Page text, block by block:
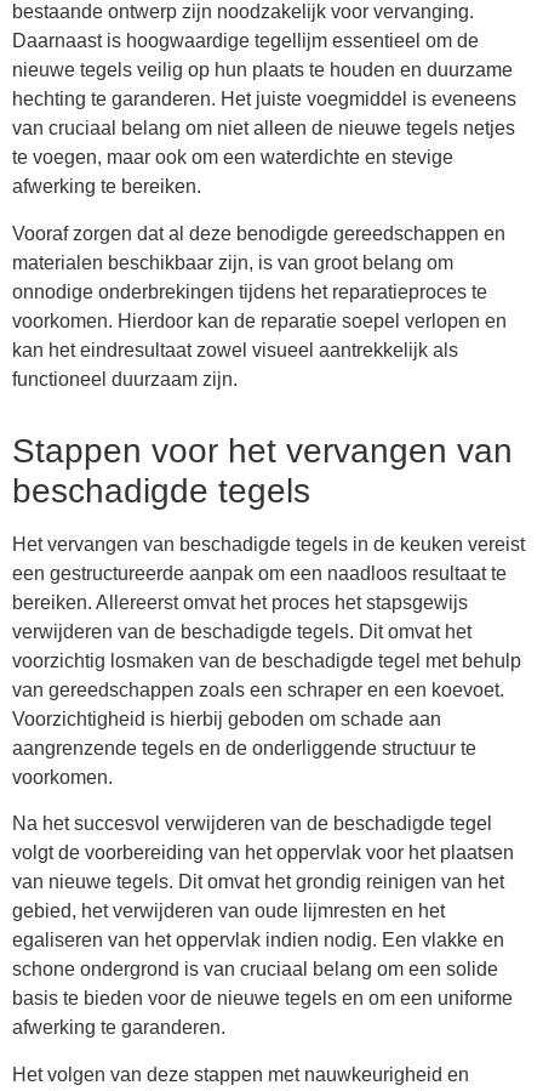
bestaande ontwerp zijn noodzakelijk voor vervanging.
Daarnaast is hoogwaardige tegellijm essentieel om de
nieuwe tegels veilig op hun plaats te houden en duurzame
hechting te garanderen. Het juiste voegmiddel is eveneens
van cruciaal belang om niet alleen de nieuwe tegels netjes
te voegen, maar ook om een waterdichte en stevige
afwerking te bereiken.
Vooraf zorgen dat al deze benodigde gereedschappen en
materialen beschikbaar zijn, is van groot belang om
onnodige onderbrekingen tijdens het reparatieproces te
voorkomen. Hierdoor kan de reparatie soepel verlopen en
kan het eindresultaat zowel visueel aantrekkelijk als
functioneel duurzaam zijn.
Stappen voor het vervangen van
beschadigde tegels
Het vervangen van beschadigde tegels in de keuken vereist
een gestructureerde aanpak om een naadloos resultaat te
bereiken. Allereerst omvat het proces het stapsgewijs
verwijderen van de beschadigde tegels. Dit omvat het
voorzichtig losmaken van de beschadigde tegel met behulp
van gereedschappen zoals een schraper en een koevoet.
Voorzichtigheid is hierbij geboden om schade aan
aangrenzende tegels en de onderliggende structuur te
voorkomen.
Na het succesvol verwijderen van de beschadigde tegel
volgt de voorbereiding van het oppervlak voor het plaatsen
van nieuwe tegels. Dit omvat het grondig reinigen van het
gebied, het verwijderen van oude lijmresten en het
egaliseren van het oppervlak indien nodig. Een vlakke en
schone ondergrond is van cruciaal belang om een solide
basis te bieden voor de nieuwe tegels en om een uniforme
afwerking te garanderen.
Het volgen van deze stappen met nauwkeurigheid en